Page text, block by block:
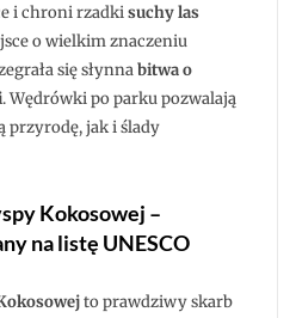
i chroni rzadkisuchy las
o wielkim znaczeniu
się słynnabitwa o
. Wędrówki po parku pozwalają
przyrodę, jak i ślady
Kokosowej –
na listę UNESCO
to prawdziwy skarb